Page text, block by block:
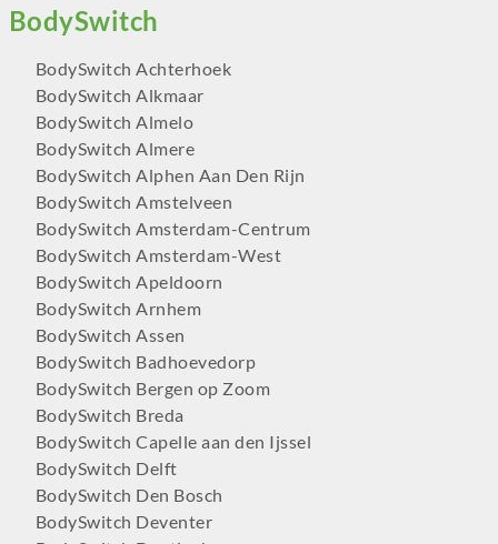
BodySwitch Achterhoek
BodySwitch Alkmaar
BodySwitch Almelo
BodySwitch Almere
BodySwitch Alphen Aan Den Rijn
BodySwitch Amstelveen
BodySwitch Amsterdam-Centrum
BodySwitch Amsterdam-West
BodySwitch Apeldoorn
BodySwitch Arnhem
BodySwitch Assen
BodySwitch Badhoevedorp
BodySwitch Bergen op Zoom
BodySwitch Breda
BodySwitch Capelle aan den Ijssel
BodySwitch Delft
BodySwitch Den Bosch
BodySwitch Deventer